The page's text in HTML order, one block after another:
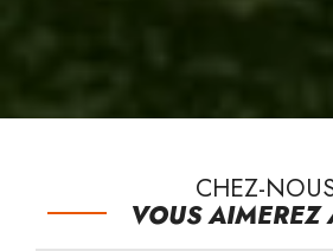
CHEZ-
VOUS AIMEREZ